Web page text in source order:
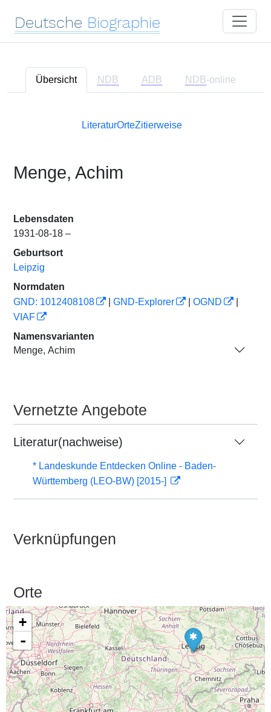
Deutsche Biographie
Übersicht NDB ADB NDB-online
LiteraturOrteZitierweise
Menge, Achim
Lebensdaten
1931-08-18 –
Geburtsort
Leipzig
Normdaten
GND: 1012408108
GND-Explorer OGND
VIAF
Namensvarianten
Menge, Achim
Vernetzte Angebote
Literatur(nachweise)
* Landeskunde Entdecken Online - Baden-
Württemberg (LEO-BW) [2015-]
Verknüpfungen
Orte
+
-